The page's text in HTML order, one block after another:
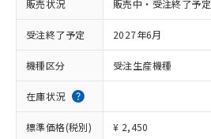
販売状況 販売中・受注終了予定
受注終了予定 2027年6月
機種区分 受注生産機種
在庫状況
標準価格(税別) ¥ 2,450